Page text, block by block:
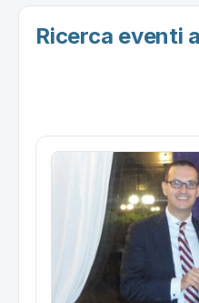
Ricerca eventi